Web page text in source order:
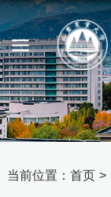
当前位置： 首页 >